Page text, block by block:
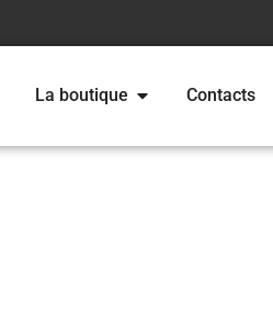
La boutique Contacts